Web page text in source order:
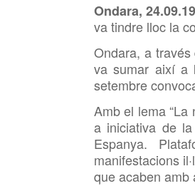
Ondara,
va tindre lloc la
Ondara, a través
va sumar així a
setembre
Amb el lema “La
a iniciativa de la
Espanya.
manifestacions
que acaben amb